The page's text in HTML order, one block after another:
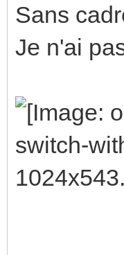
Sans
Je n'ai